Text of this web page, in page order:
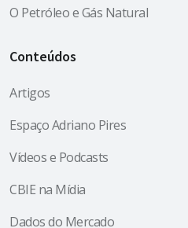
O Petróleo e Gás Natural
Conteúdos
Artigos
Espaço Adriano Pires
Vídeos e Podcasts
CBIE na Mídia
Dados do Mercado